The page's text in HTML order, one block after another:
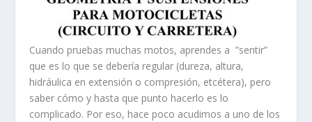
Cuando pruebas muchas motos, aprendes a ”sentir”
que es lo que se debería regular (dureza, altura,
hidráulica en extensión o compresión, etcétera), pero
saber cómo y hasta que punto hacerlo es lo
complicado. Por eso, hace poco acudimos a uno de los